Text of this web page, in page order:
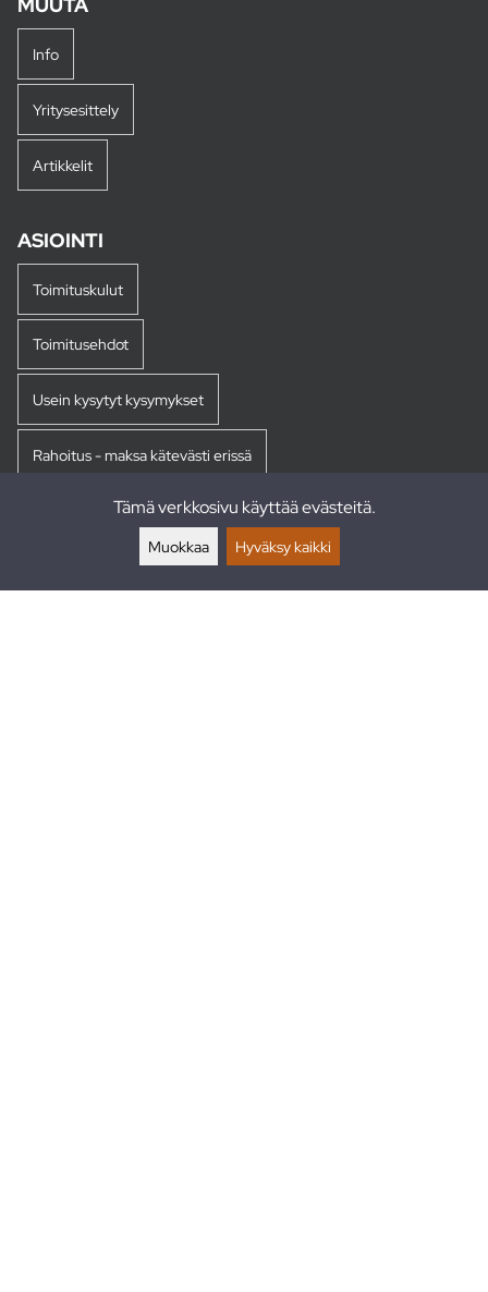
Info
Yritysesittely
Artikkelit
ASIOINTI
Toimituskulut
Toimitusehdot
Usein kysytyt kysymykset
Rahoitus - maksa kätevästi erissä
Tämä verkkosivu käyttää evästeitä.
Muokkaa Hyväksy kaikki